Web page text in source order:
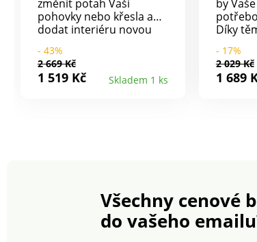
změnit potah Vaší
pohovky nebo křesla a
dodat interiéru novou
pružný a snadno se
navléká. Perfektně drží.
Zároveň Váš nábytek i
prát na 30 °C a sušit
volně na vzduchu.
- 43%
2 669 Kč
1 519 Kč Skladem 1 ks
by
Díky
- 17%
2 029 Kč
1 689
Všechny cenové
do vašeho